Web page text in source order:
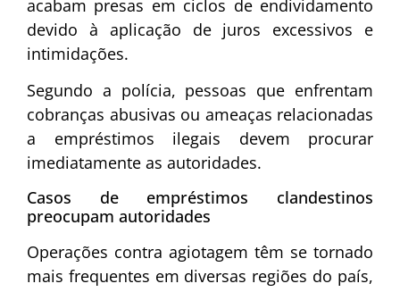
acabam presas em ciclos de endividamento
devido à aplicação de juros excessivos e
intimidações.
Segundo a polícia, pessoas que enfrentam
cobranças abusivas ou ameaças relacionadas
a empréstimos ilegais devem procurar
imediatamente as autoridades.
Casos de empréstimos clandestinos
preocupam autoridades
Operações contra agiotagem têm se tornado
mais frequentes em diversas regiões do país,